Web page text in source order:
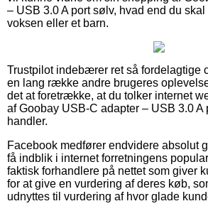
– USB 3.0 A port sølv, hvad end du
voksen eller et barn.
Trustpilot indebærer ret så fordelagtige
en lang række andre brugeres
det at foretrække, at du tolker internet
af Goobay USB-C adapter – USB 3.0 A
handler.
Facebook medfører endvidere absolut
få indblik i internet forretningens
faktisk forhandlere på nettet som giver
for at give en vurdering af deres køb,
udnyttes til vurdering af hvor glade